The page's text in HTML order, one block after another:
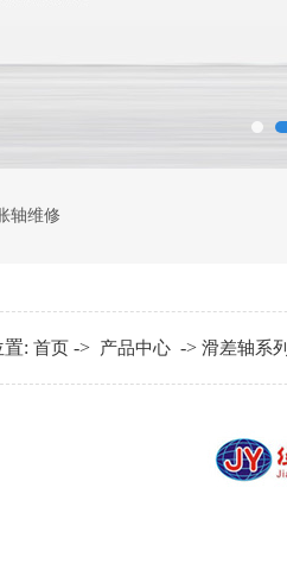
轴维修
置: 首页 -> 产品中心 -> 滑差轴系列